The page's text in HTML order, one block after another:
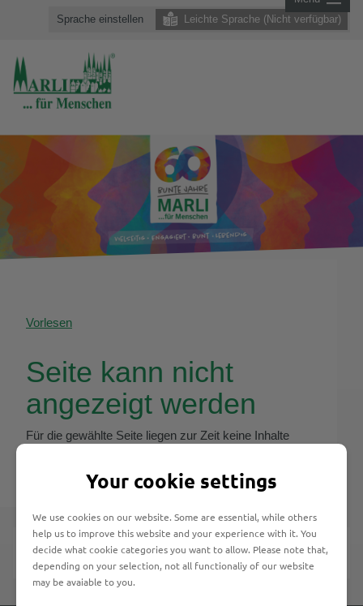
Sprache einstellen Leichte Sprache (Nicht verfügbar)
Vorlesen
Seite kann nicht
angezeigt werden
Für die gewählte Seite liegen zur Zeit keine Inhalte
Veranstaltungen
Your cookie settings
We use cookies on our website. Some are essential, while others
help us to improve this website and your experience with it. You
decide what cookie categories you want to allow. Please note that,
depending on your selection, not all functionaliy of our website
may be avaiable to you.